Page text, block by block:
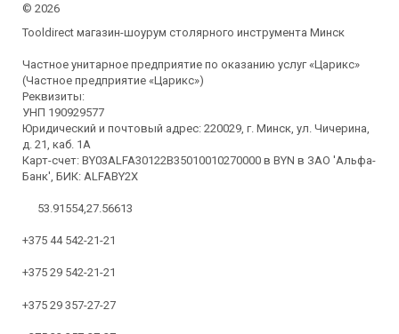
© 2026
Tooldirect магазин-шоурум столярного инструмента Минск
Частное унитарное предприятие по оказанию услуг «Царикс»
(Частное предприятие «Царикс»)
Реквизиты:
УНП 190929577
Юридический и почтовый адрес: 220029, г. Минск, ул. Чичерина,
д. 21, каб. 1А
Карт-счет: BY03ALFA30122B35010010270000 в BYN в ЗАО 'Альфа-
Банк', БИК: ALFABY2X
53.91554,27.56613
+375 44 542-21-21
+375 29 542-21-21
+375 29 357-27-27